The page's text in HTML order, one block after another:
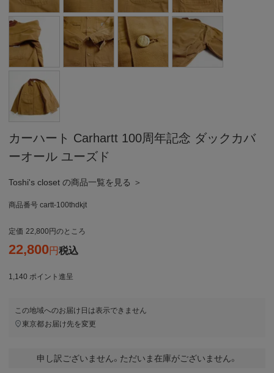
カーハート Carhartt 100周年記念 ダックカバ
ーオール ユーズド
Toshi's closet の商品一覧を見る ＞
商品番号 cartt-100thdkjt
定価 22,800 のところ
22,800 税込
1,140 ポイント進呈
この地域へのお届け日は表示できません
東京都お届け先を変更
申し訳ございません。ただいま在庫がございません。